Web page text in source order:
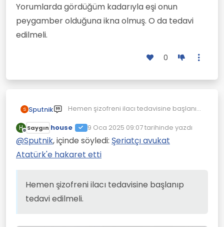
Yorumlarda gördüğüm kadarıyla eşi onun
peygamber olduğuna ikna olmuş. O da tedavi
edilmeli.
0
S Sputnik
Hemen şizofreni ilacı tedavisine başlanıp
tamamen yok olacak. Yorumlarda
gördüğüm kadarıyla eşi onun
peygamber olduğuna ikna olmuş. O da
tedavi edilmeli.
H
Çevrimdışı
Saygın house 9 Oca 2025 09:07tarihinde yazdı
Son düzenleyen:
@Sputnik, içinde söyledi: Şeriatçı avukat
Atatürk'e hakaret etti
Hemen şizofreni ilacı tedavisine başlanıp
tedavi edilmeli.